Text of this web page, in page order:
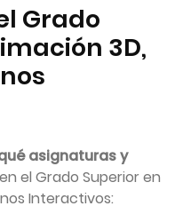
Grado
3D,
asignaturas y
en el Grado Superior en
Interactivos: